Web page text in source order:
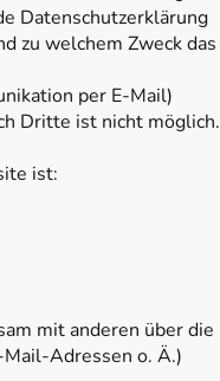
Datenschutzerklärung
zu welchem Zweck das
per E-Mail)
Dritte ist nicht möglich.
ist:
mit anderen über die
Adressen o. Ä.)